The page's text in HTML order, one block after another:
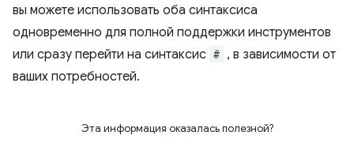
вы можете использовать оба синтаксиса
одновременно для полной поддержки инструментов
или сразу перейти на синтаксис # , в зависимости от
ваших потребностей.
Эта информация оказалась полезной?